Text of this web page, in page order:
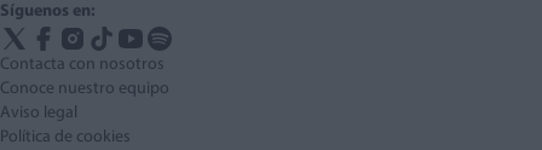
Síguenos en:
Contacta con nosotros
Conoce nuestro equipo
Aviso legal
Política de cookies